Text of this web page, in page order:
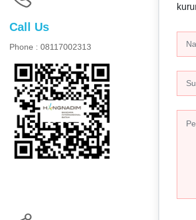
Call Us
Phone : 08117002313